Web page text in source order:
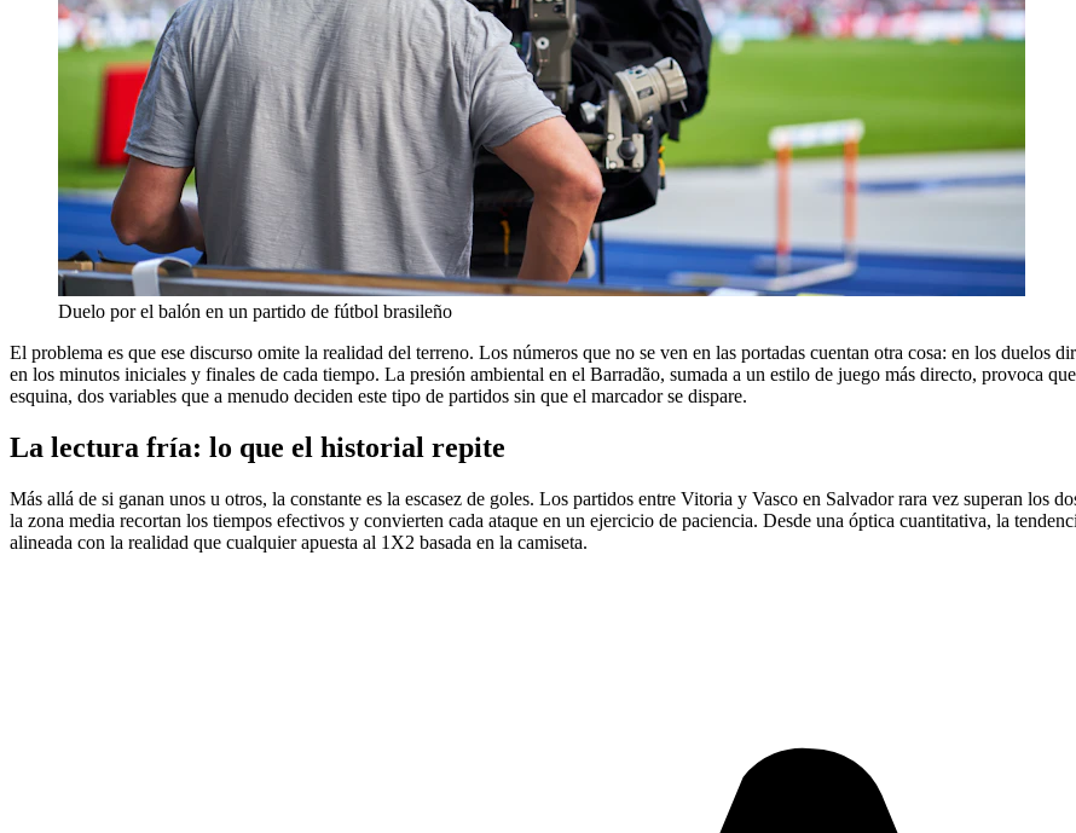
Duelo por el balón en un partido de fútbol brasileño
El problema es que ese discurso omite la realidad del terreno. Los números que no se ven en las portadas cuentan otra cosa: en los duelos
en los minutos iniciales y finales de cada tiempo. La presión ambiental en el Barradão, sumada a un estilo de juego más directo, provoca
esquina, dos variables que a menudo deciden este tipo de partidos sin que el marcador se dispare.
La lectura fría: lo que el historial repite
Más allá de si ganan unos u otros, la constante es la escasez de goles. Los partidos entre Vitoria y Vasco en Salvador rara vez superan los
la zona media recortan los tiempos efectivos y convierten cada ataque en un ejercicio de paciencia. Desde una óptica cuantitativa, la
alineada con la realidad que cualquier apuesta al 1X2 basada en la camiseta.